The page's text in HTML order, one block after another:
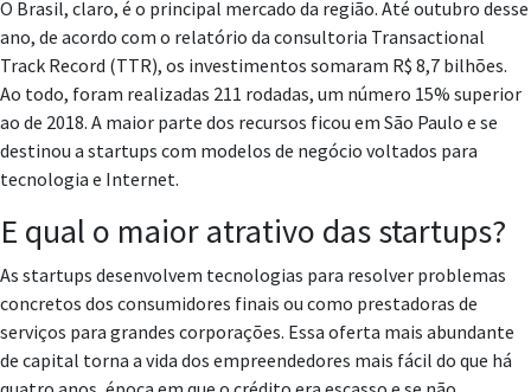
O Brasil, claro, é o principal mercado da região. Até outubro desse
ano, de acordo com o relatório da consultoria Transactional
Track Record (TTR), os investimentos somaram R$ 8,7 bilhões.
Ao todo, foram realizadas 211 rodadas, um número 15% superior
ao de 2018. A maior parte dos recursos ficou em São Paulo e se
destinou a startups com modelos de negócio voltados para
tecnologia e Internet.
E qual o maior atrativo das startups?
As startups desenvolvem tecnologias para resolver problemas
concretos dos consumidores finais ou como prestadoras de
serviços para grandes corporações. Essa oferta mais abundante
de capital torna a vida dos empreendedores mais fácil do que há